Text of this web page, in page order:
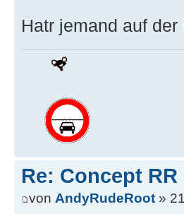
Hatr jemand auf
Re: Concept RR
von AndyRudeRoot »